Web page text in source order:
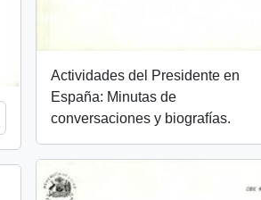
Añadir al portapapeles
Actividades del Presidente en
España: Minutas de
conversaciones y biografías.